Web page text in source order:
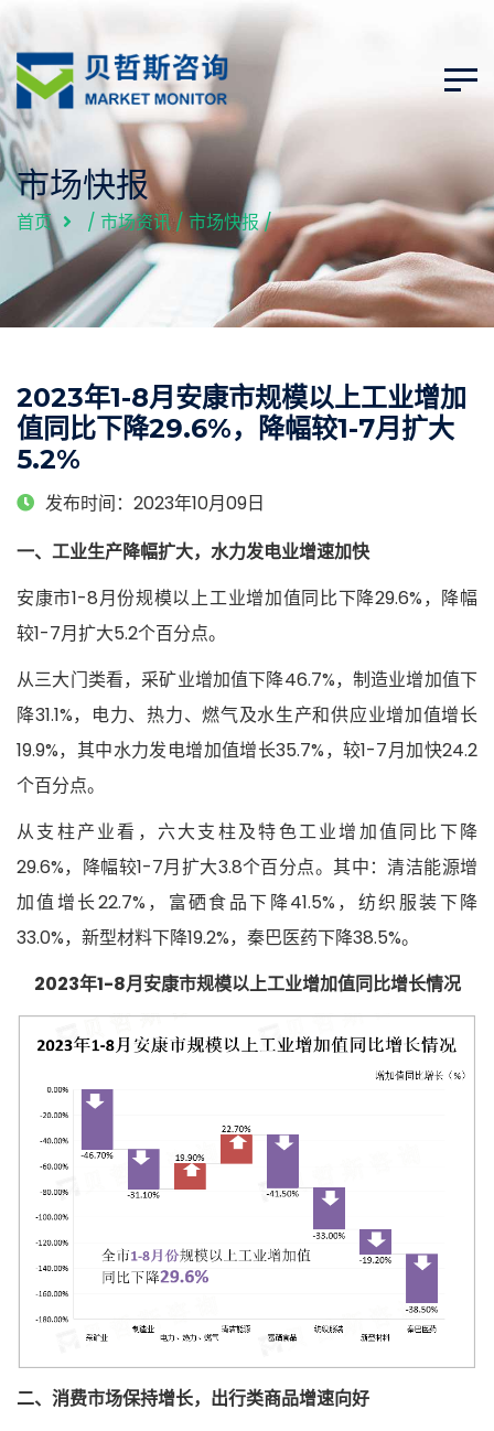
市场快报
首页 / 市场资讯/市场快报/
2023年1-8月安康市规模以上工业增加
值同比下降29.6%，降幅较1-7月扩大
5.2%
发布时间：2023年10月09日
一、工业生产降幅扩大，水力发电业增速加快
安康市1-8月份规模以上工业增加值同比下降29.6%，降幅
较1-7月扩大5.2个百分点。
从三大门类看，采矿业增加值下降46.7%，制造业增加值下
降31.1%，电力、热力、燃气及水生产和供应业增加值增长
19.9%，其中水力发电增加值增长35.7%，较1-7月加快24.2
个百分点。
从支柱产业看，六大支柱及特色工业增加值同比下降
29.6%，降幅较1-7月扩大3.8个百分点。其中：清洁能源增
加值增长22.7%，富硒食品下降41.5%，纺织服装下降
33.0%，新型材料下降19.2%，秦巴医药下降38.5%。
2023年1-8月安康市规模以上工业增加值同比增长情况
二、消费市场保持增长，出行类商品增速向好